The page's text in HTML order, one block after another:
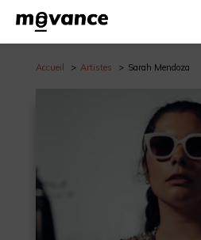
Accueil Artistes Sarah Mendoza